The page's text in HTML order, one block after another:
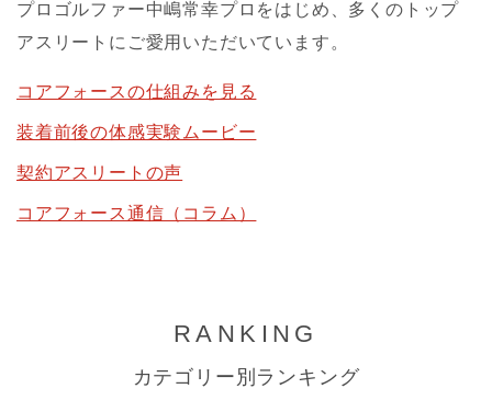
プロゴルファー中嶋常幸プロをはじめ、多くのトップ
アスリートにご愛用いただいています。
コアフォースの仕組みを見る
装着前後の体感実験ムービー
契約アスリートの声
コアフォース通信（コラム）
RANKING
カテゴリー別ランキング